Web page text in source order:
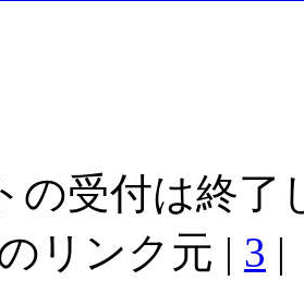
の受付は終了
リンク元 | 3 |